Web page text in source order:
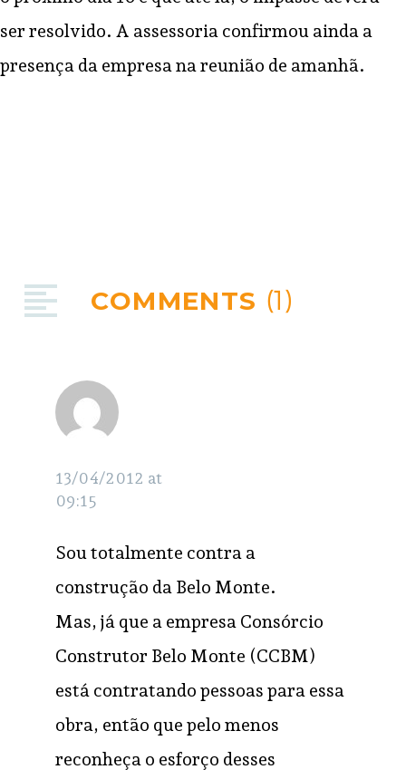
ser resolvido. A assessoria confirmou ainda a
presença da empresa na reunião de amanhã.
COMMENTS (1)
13/04/2012 at
09:15
Sou totalmente contra a
construção da Belo Monte.
Mas, já que a empresa Consórcio
Construtor Belo Monte (CCBM)
está contratando pessoas para essa
obra, então que pelo menos
reconheça o esforço desses